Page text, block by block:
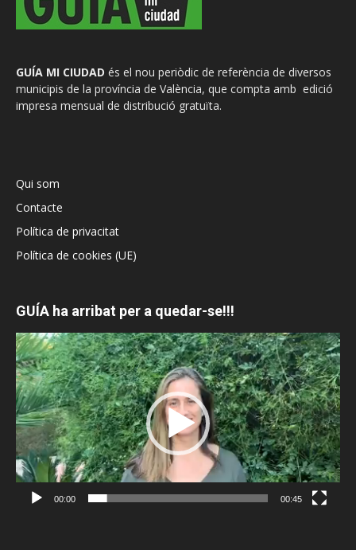
GUÍA MI CIUDAD és el nou periòdic de referència de diversos
municipis de la província de València, que compta amb edició
impresa mensual de distribució gratuïta.
Qui som
Contacte
Política de privacitat
Política de cookies (UE)
GUÍA ha arribat per a quedar-se!!!
Reproductor
de
vídeo
00:00 00:45